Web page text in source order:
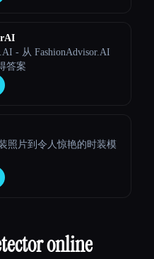
- 从 FashionAdvisor.AI
答案
照片到令人惊艳的时装模
online